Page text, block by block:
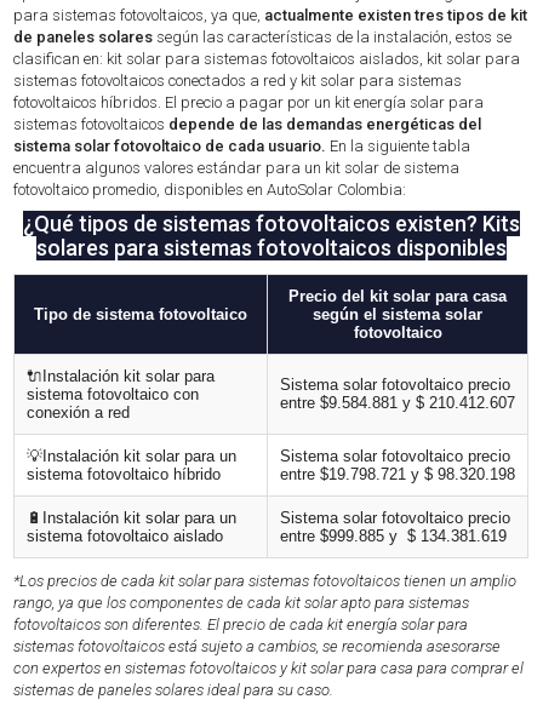
para sistemas fotovoltaicos, ya que, actualmente existen tres tipos de kit
de paneles solares según las características de la instalación, estos se
clasifican en: kit solar para sistemas fotovoltaicos aislados, kit solar para
sistemas fotovoltaicos conectados a red y kit solar para sistemas
fotovoltaicos híbridos. El precio a pagar por un kit energía solar para
sistemas fotovoltaicos depende de las demandas energéticas del
sistema solar fotovoltaico de cada usuario. En la siguiente tabla
encuentra algunos valores estándar para un kit solar de sistema
fotovoltaico promedio, disponibles en AutoSolar Colombia:
¿Qué tipos de sistemas fotovoltaicos existen? Kits
solares para sistemas fotovoltaicos disponibles
Tipo de sistema fotovoltaico
Precio del kit solar para casa
según el sistema solar
fotovoltaico
🔌 Instalación kit solar para
sistema fotovoltaico con
conexión a red
Sistema solar fotovoltaico precio
entre $9.584.881 y $ 210.412.607
💡 Instalación kit solar para un
sistema fotovoltaico híbrido
Sistema solar fotovoltaico precio
entre $19.798.721 y $ 98.320.198
🔋Instalación kit solar para un
sistema fotovoltaico aislado
Sistema solar fotovoltaico precio
entre $999.885 y $ 134.381.619
*Los precios de cada kit solar para sistemas fotovoltaicos tienen un amplio
rango, ya que los componentes de cada kit solar apto para sistemas
fotovoltaicos son diferentes. El precio de cada kit energía solar para
sistemas fotovoltaicos está sujeto a cambios, se recomienda asesorarse
con expertos en sistemas fotovoltaicos y kit solar para casa para comprar el
sistemas de paneles solares ideal para su caso.